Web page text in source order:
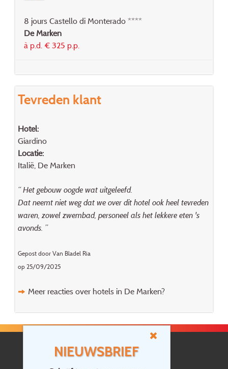
NIEUWSBRIEF
8 jours Castello di Monterado ****
De Marken
à p.d. € 325 p.p.
Tevreden klant
Hotel:
Giardino
Locatie:
Italië, De Marken
“ Het gebouw oogde wat uitgeleefd.
Dat neemt niet weg dat we over dit hotel ook heel tevreden
waren, zowel zwembad, personeel als het lekkere eten 's
avonds. ”
Gepost door Van Bladel Ria
op 25/09/2025
Meer reacties over hotels in De Marken?